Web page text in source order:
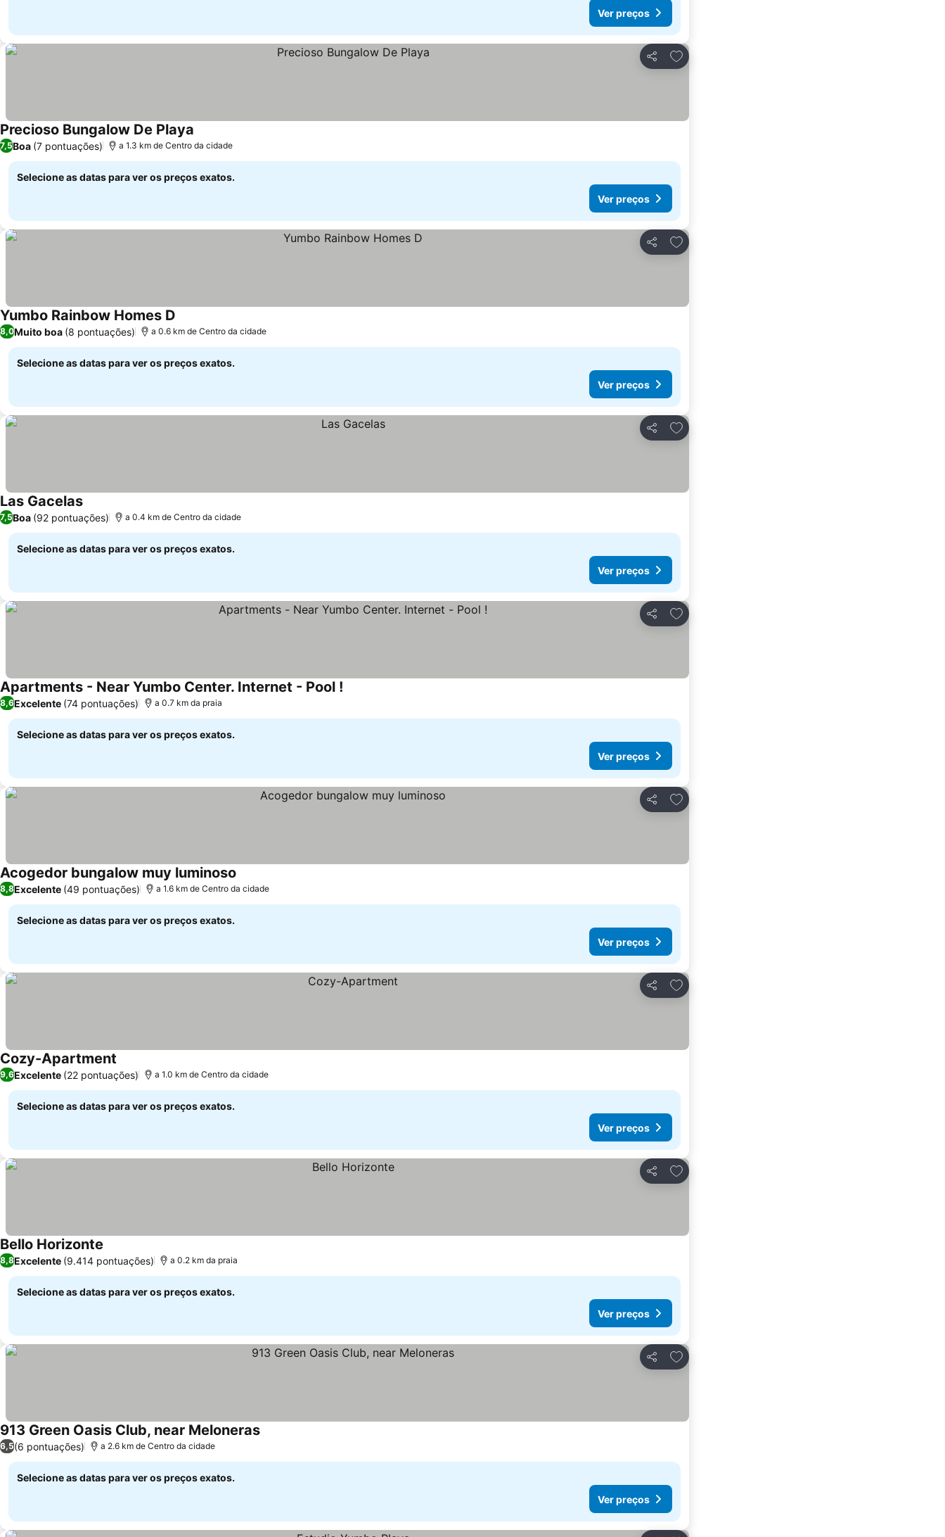
Ver preços
Partilhar
Adicionar aos favoritos
Precioso Bungalow De Playa
7,5Boa (7 pontuações) a 1.3 km de Centro da cidade
Selecione as datas para ver os preços exatos.
Ver preços
Partilhar
Adicionar aos favoritos
Yumbo Rainbow Homes D
8,0Muito boa (8 pontuações) a 0.6 km de Centro da cidade
Selecione as datas para ver os preços exatos.
Ver preços
Partilhar
Adicionar aos favoritos
Las Gacelas
7,5Boa (92 pontuações) a 0.4 km de Centro da cidade
Selecione as datas para ver os preços exatos.
Ver preços
Partilhar
Adicionar aos favoritos
Apartments - Near Yumbo Center. Internet - Pool !
8,6Excelente (74 pontuações) a 0.7 km da praia
Selecione as datas para ver os preços exatos.
Ver preços
Partilhar
Adicionar aos favoritos
Acogedor bungalow muy luminoso
8,8Excelente (49 pontuações) a 1.6 km de Centro da cidade
Selecione as datas para ver os preços exatos.
Ver preços
Partilhar
Adicionar aos favoritos
Cozy-Apartment
9,6Excelente (22 pontuações) a 1.0 km de Centro da cidade
Selecione as datas para ver os preços exatos.
Ver preços
Partilhar
Adicionar aos favoritos
Bello Horizonte
8,8Excelente (9.414 pontuações) a 0.2 km da praia
Selecione as datas para ver os preços exatos.
Ver preços
Partilhar
Adicionar aos favoritos
913 Green Oasis Club, near Meloneras
6,5(6 pontuações) a 2.6 km de Centro da cidade
Selecione as datas para ver os preços exatos.
Ver preços